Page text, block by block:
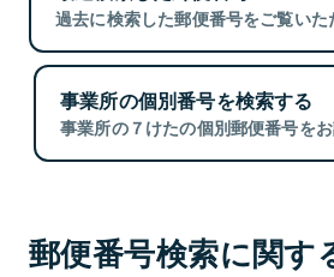
過去に検索した郵便番号をご覧いた
事業所の個別番号を検索する
事業所の７けたの個別郵便番号をお
郵便番号検索に関す